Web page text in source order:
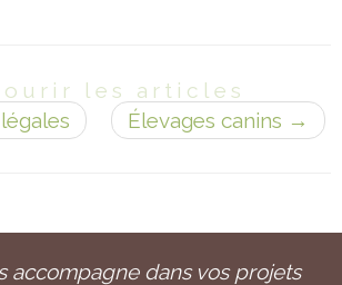
les articles
Élevages canins →
accompagne dans vos projets